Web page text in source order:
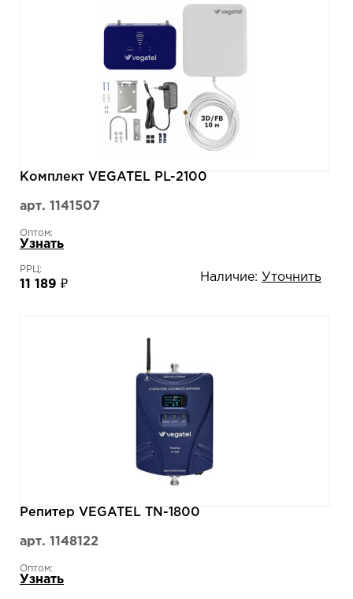
Комплект VEGATEL PL-2100
арт. 1141507
Оптом:
Узнать
РРЦ:
11 189 ₽
Наличие: Уточнить
Репитер VEGATEL TN-1800
арт. 1148122
Оптом:
Узнать